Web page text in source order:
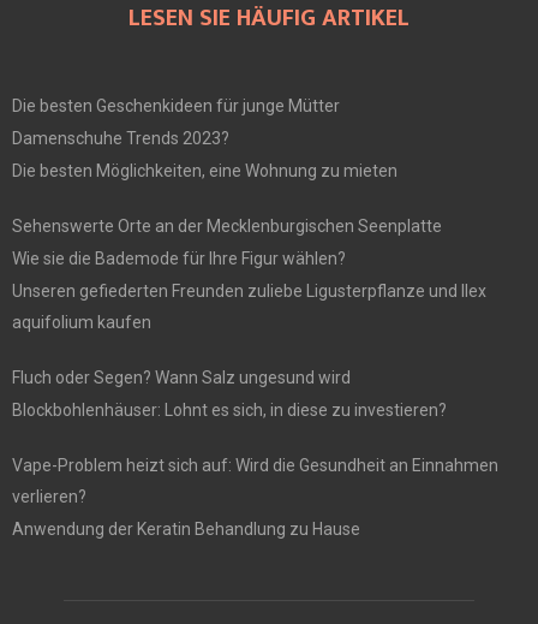
LESEN SIE HÄUFIG ARTIKEL
Die besten Geschenkideen für junge Mütter
Damenschuhe Trends 2023?
Die besten Möglichkeiten, eine Wohnung zu mieten
Sehenswerte Orte an der Mecklenburgischen Seenplatte
Wie sie die Bademode für Ihre Figur wählen?
Unseren gefiederten Freunden zuliebe Ligusterpflanze und Ilex
aquifolium kaufen
Fluch oder Segen? Wann Salz ungesund wird
Blockbohlenhäuser: Lohnt es sich, in diese zu investieren?
Vape-Problem heizt sich auf: Wird die Gesundheit an Einnahmen
verlieren?
Anwendung der Keratin Behandlung zu Hause